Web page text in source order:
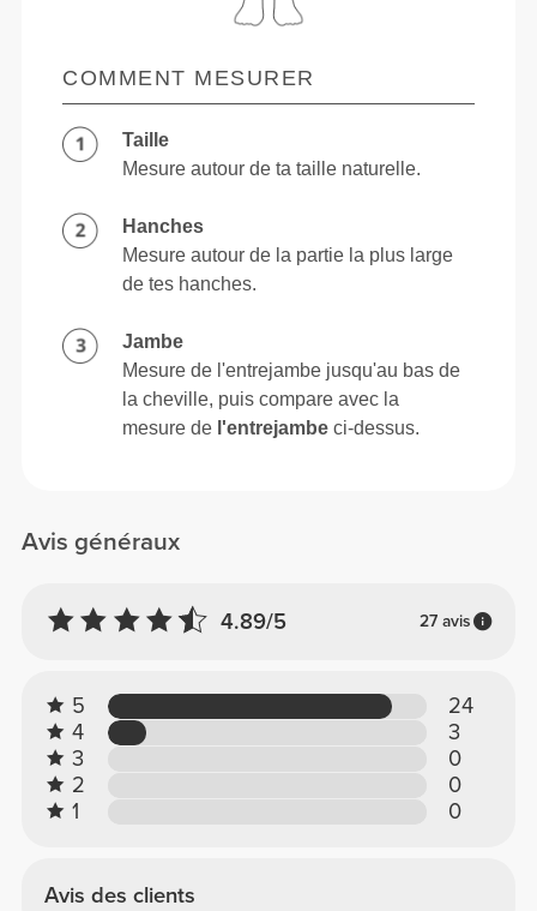
Avis généraux
4.89/5 27 avis
5
24
4
3
3
0
2
0
1
0
Avis des clients
COMMENT MESURER
Taille
Mesure autour de ta taille naturelle.
Hanches
Mesure autour de la partie la plus large
de tes hanches.
Jambe
Mesure de l'entrejambe jusqu'au bas de
la cheville, puis compare avec la
mesure de l'entrejambe ci-dessus.